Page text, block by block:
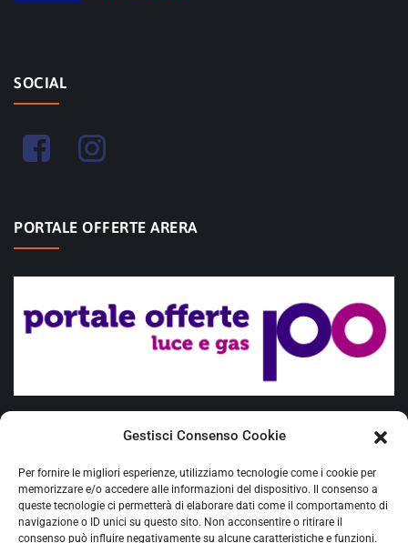
Gestisci Consenso Cookie
Per fornire le migliori esperienze, utilizziamo tecnologie come i cookie per
memorizzare e/o accedere alle informazioni del dispositivo. Il consenso a
queste tecnologie ci permetterà di elaborare dati come il comportamento di
navigazione o ID unici su questo sito. Non acconsentire o ritirare il
consenso può influire negativamente su alcune caratteristiche e funzioni.
SOCIAL
PORTALE OFFERTE ARERA
Requisiti Cliente vulnerabile
Ciclone Harry - delibera Arera 20/2026/R/COM